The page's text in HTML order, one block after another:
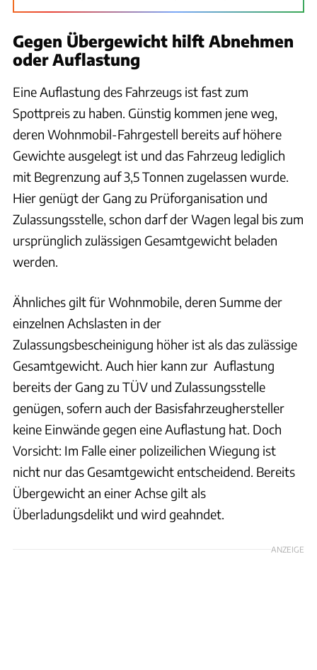
Gegen Übergewicht hilft Abnehmen
oder Auflastung
Eine Auflastung des Fahrzeugs ist fast zum
Spottpreis zu haben. Günstig kommen jene weg,
deren Wohnmobil-Fahrgestell bereits auf höhere
Gewichte ausgelegt ist und das Fahrzeug lediglich
mit Begrenzung auf 3,5 Tonnen zugelassen wurde.
Hier genügt der Gang zu Prüforganisation und
Zulassungsstelle, schon darf der Wagen legal bis zum
ursprünglich zulässigen Gesamtgewicht beladen
werden.
Ähnliches gilt für Wohnmobile, deren Summe der
einzelnen Achslasten in der
Zulassungsbescheinigung höher ist als das zulässige
Gesamtgewicht. Auch hier kann zur Auflastung
bereits der Gang zu TÜV und Zulassungsstelle
genügen, sofern auch der Basisfahrzeughersteller
keine Einwände gegen eine Auflastung hat. Doch
Vorsicht: Im Falle einer polizeilichen Wiegung ist
nicht nur das Gesamtgewicht entscheidend. Bereits
Übergewicht an einer Achse gilt als
Überladungsdelikt und wird geahndet.
ANZEIGE